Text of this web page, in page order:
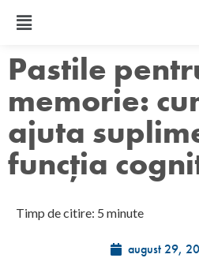
Pastile
memorie:
ajuta
funcția
Timp de citire: 5 minute
august 29,